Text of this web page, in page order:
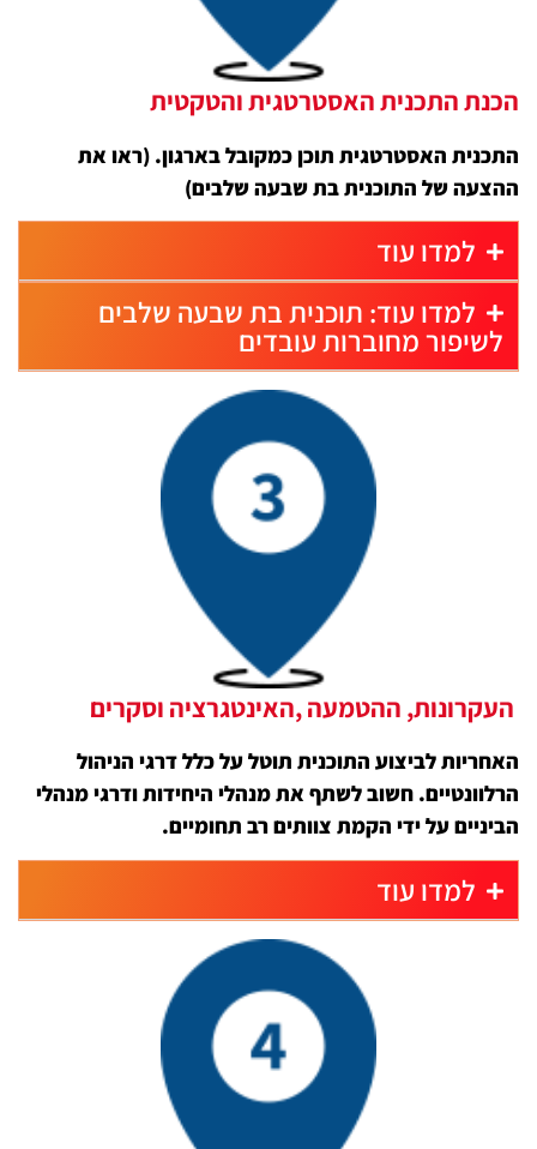
הכנת התכנית האסטרטגית והטקטית
התכנית האסטרטגית תוכן כמקובל בארגון. (ראו את
ההצעה של התוכנית בת שבעה שלבים)
למדו עוד
למדו עוד: תוכנית בת שבעה שלבים
לשיפור מחוברות עובדים
העקרונות, ההטמעה ,האינטגרציה וסקרים
האחריות לביצוע התוכנית תוטל על כלל דרגי הניהול
הרלוונטיים. חשוב לשתף את מנהלי היחידות ודרגי מנהלי
הביניים על ידי הקמת צוותים רב תחומיים.
למדו עוד